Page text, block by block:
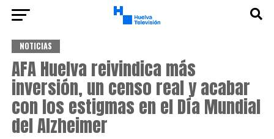
NOTICIAS
AFA Huelva reivindica más
inversión, un censo real y acabar
con los estigmas en el Día Mundial
del Alzheimer